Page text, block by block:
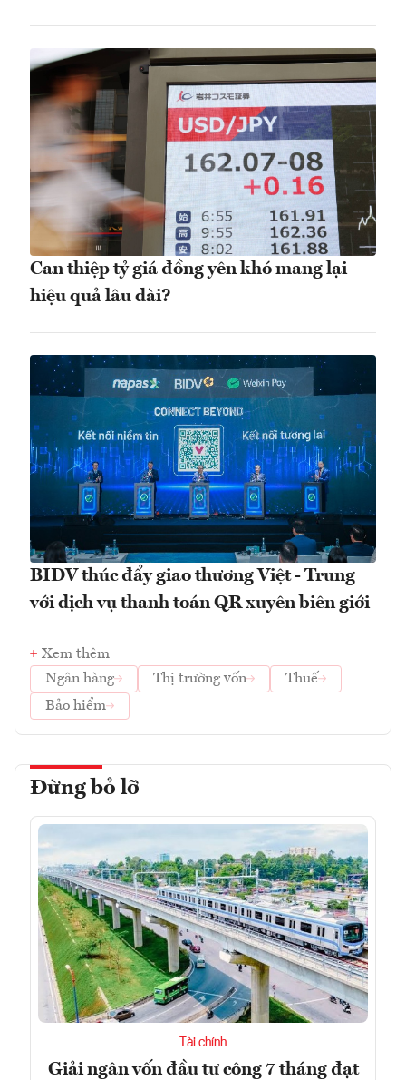
Can thiệp tỷ giá đồng yên khó mang lại
hiệu quả lâu dài?
BIDV thúc đẩy giao thương Việt - Trung
với dịch vụ thanh toán QR xuyên biên giới
Xem thêm
Ngân hàng
Thị trường vốn
Thuế
Bảo hiểm
Đừng bỏ lỡ
Tài chính
Giải ngân vốn đầu tư công 7 tháng đạt